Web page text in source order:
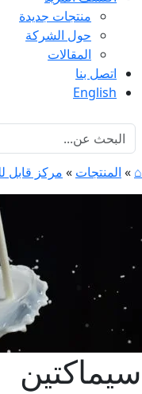
منتجات جديدة
حول الشركة
المقالات
اتصل بنا
English
⌂
» المنتجات » مركز قابل
سيماكتين